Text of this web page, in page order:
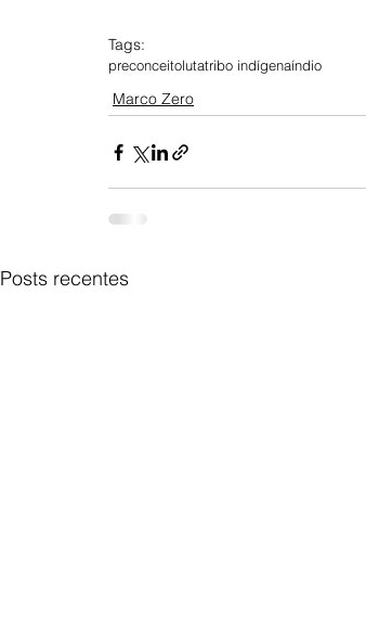
Tags:
preconceitolutatribo indígenaíndio
Marco Zero
Posts recentes